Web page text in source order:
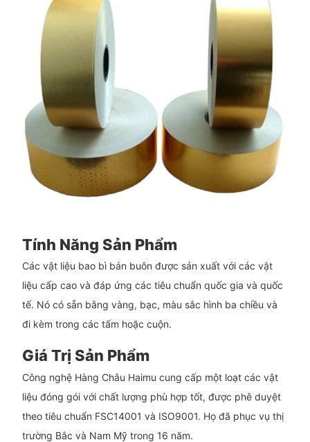
Tính Năng Sản Phẩm
Các vật liệu bao bì bán buôn được sản xuất với các vật
liệu cấp cao và đáp ứng các tiêu chuẩn quốc gia và quốc
tế. Nó có sẵn bằng vàng, bạc, màu sắc hình ba chiều và
đi kèm trong các tấm hoặc cuộn.
Giá Trị Sản Phẩm
Công nghệ Hàng Châu Haimu cung cấp một loạt các vật
liệu đóng gói với chất lượng phù hợp tốt, được phê duyệt
theo tiêu chuẩn FSC14001 và ISO9001. Họ đã phục vụ thị
trường Bắc và Nam Mỹ trong 16 năm.